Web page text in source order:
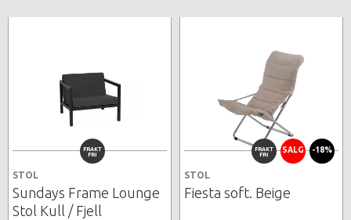
FRAKT
FRI
STOL
Sundays Frame Lounge
Stol Kull / Fjell
SALG -18%
FRAKT
FRI
STOL
Fiesta soft. Beige